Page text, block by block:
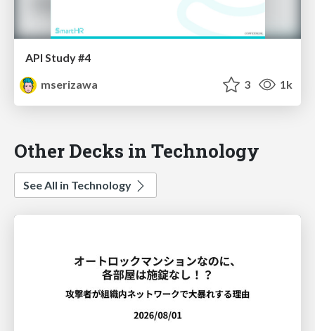
API Study #4
mserizawa
3 1k
Other Decks in Technology
See All in Technology